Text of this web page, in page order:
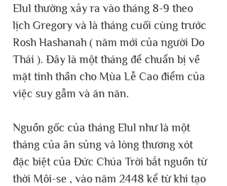
Elul thường xảy ra vào tháng 8-9 theo
lịch Gregory và là tháng cuối cùng trước
Rosh Hashanah ( năm mới của người Do
Thái ). Đây là một tháng để chuẩn bị về
mặt tinh thần cho Mùa Lễ Cao điểm của
việc suy gẫm và ăn năn.
Nguồn gốc của tháng Elul như là một
tháng của ân sủng và lòng thương xót
đặc biệt của Đức Chúa Trời bắt nguồn từ
thời Môi-se , vào năm 2448 kể từ khi tạo